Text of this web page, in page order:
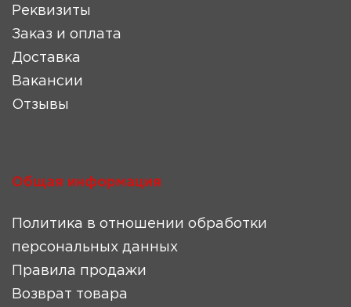
Реквизиты
Заказ и оплата
Доставка
Вакансии
Отзывы
Общая информация
Политика в отношении обработки
персональных данных
Правила продажи
Возврат товара